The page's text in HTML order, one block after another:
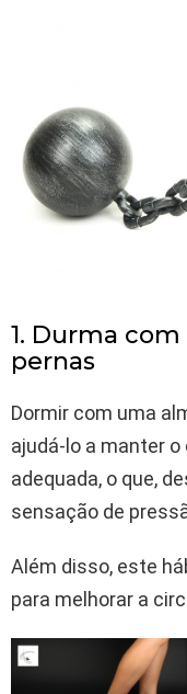
1. Durma
pernas
Dormir com uma
ajudá-lo a manter
adequada, o que,
sensação de
Além disso, este
para melhorar a